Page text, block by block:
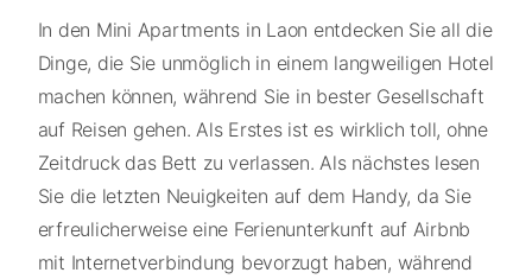
In den Mini Apartments in Laon entdecken Sie all die
Dinge, die Sie unmöglich in einem langweiligen Hotel
machen können, während Sie in bester Gesellschaft
auf Reisen gehen. Als Erstes ist es wirklich toll, ohne
Zeitdruck das Bett zu verlassen. Als nächstes lesen
Sie die letzten Neuigkeiten auf dem Handy, da Sie
erfreulicherweise eine Ferienunterkunft auf Airbnb
mit Internetverbindung bevorzugt haben, während